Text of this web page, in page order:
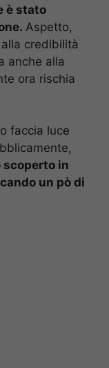
è stato
Aspetto,
credibilità
anche alla
ora rischia
faccia luce
scoperto in
un pò di